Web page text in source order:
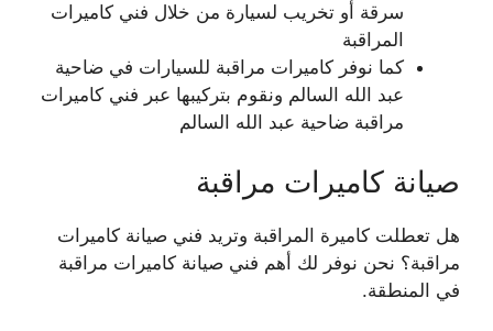
سرقة أو تخريب لسيارة من خلال فني كاميرات
المراقبة
كما نوفر كاميرات مراقبة للسيارات في ضاحية
عبد الله السالم ونقوم بتركيبها عبر فني كاميرات
مراقبة ضاحية عبد الله السالم
صيانة كاميرات مراقبة
هل تعطلت كاميرة المراقبة وتريد فني صيانة كاميرات
مراقبة؟ نحن نوفر لك أهم فني صيانة كاميرات مراقبة
في المنطقة.